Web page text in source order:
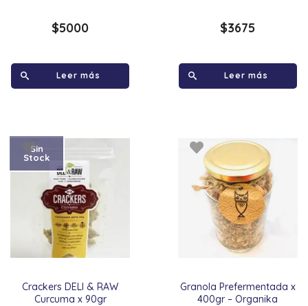
$5000
Leer más
$3675
Leer más
Crackers DELI & RAW
Curcuma x 90gr
Sin
Stock
Granola Prefermentada x
400gr – Organika